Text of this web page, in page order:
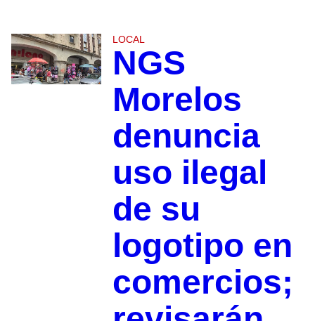
LOCAL
NGS
Morelos
denuncia
uso ilegal
de su
logotipo en
comercios;